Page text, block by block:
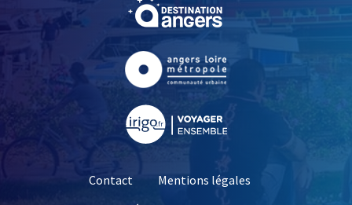
, Ouvre une nouvelle
, Ouvre une nouvelle
Contact
Mentions légales